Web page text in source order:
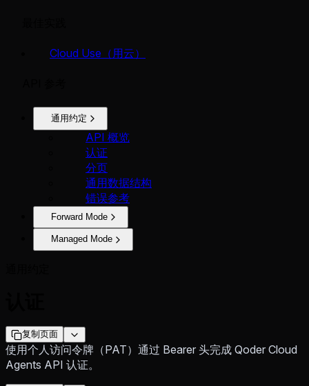
Cloud Use（用云）
通用约定
API 概览
认证
分页
通用数据结构
错误参考
Forward Mode
Managed Mode
复制页面
使用个人访问令牌（PAT）通过 Bearer 头完成 Qoder Cloud
Agents API 认证。